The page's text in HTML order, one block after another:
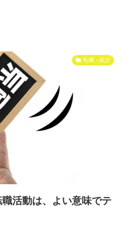
転職・就活
職活動は、よい意味でテ